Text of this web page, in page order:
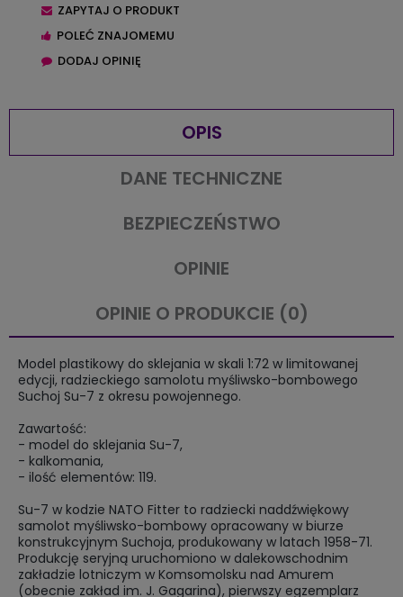
ZAPYTAJ O PRODUKT
POLEĆ ZNAJOMEMU
DODAJ OPINIĘ
OPIS
DANE TECHNICZNE
BEZPIECZEŃSTWO
OPINIE
OPINIE O PRODUKCIE (0)
Model plastikowy do sklejania w skali 1:72 w limitowanej
edycji, radzieckiego samolotu myśliwsko-bombowego
Suchoj Su-7 z okresu powojennego.
Zawartość:
- model do sklejania Su-7,
- kalkomania,
- ilość elementów: 119.
Su-7 w kodzie NATO Fitter to radziecki naddźwiękowy
samolot myśliwsko-bombowy opracowany w biurze
konstrukcyjnym Suchoja, produkowany w latach 1958-71.
Produkcję seryjną uruchomiono w dalekowschodnim
zakładzie lotniczym w Komsomolsku nad Amurem
(obecnie zakład im. J. Gagarina), pierwszy egzemplarz